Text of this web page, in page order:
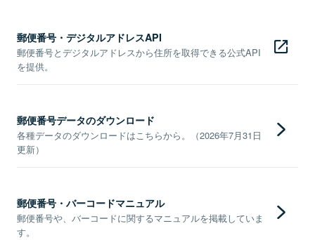
郵便番号・デジタルアドレスAPI
郵便番号とデジタルアドレスから住所を取得できる公式API
を提供。
郵便番号データのダウンロード
各種データのダウンロードはこちらから。（2026年7月31日
更新）
郵便番号・バーコードマニュアル
郵便番号や、バーコードに関するマニュアルを掲載していま
す。